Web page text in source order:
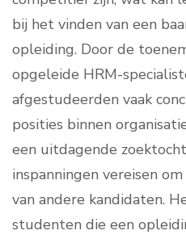
bij het vinden van een
opleiding. Door de
opgeleide HRM-
afgestudeerden vaak
posities binnen
een uitdagende
inspanningen vereisen
van andere kandidaten.
studenten die een